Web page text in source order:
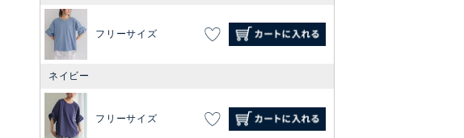
フリーサイズ
ネイビー
フリーサイズ